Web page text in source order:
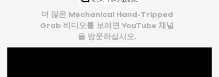
더 많은 Mechanical Hand-Tripped
Grab 비디오를 보려면 YouTube 채널
을 방문하십시오.